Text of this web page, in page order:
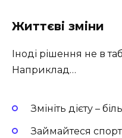
Життєві зміни
Іноді рішення не в
Наприклад…
Змініть дієту –
Займайтеся